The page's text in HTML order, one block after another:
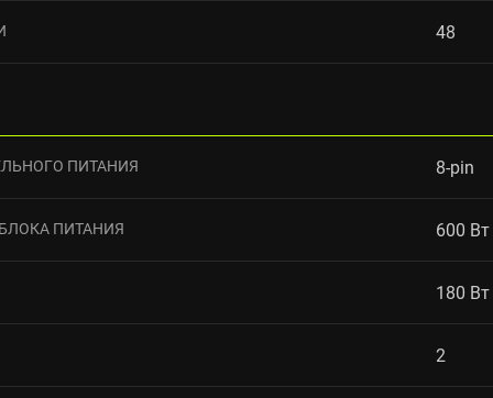
48
ПИТАНИЯ 8-pin
ПИТАНИЯ 600 Вт
180 Вт
2